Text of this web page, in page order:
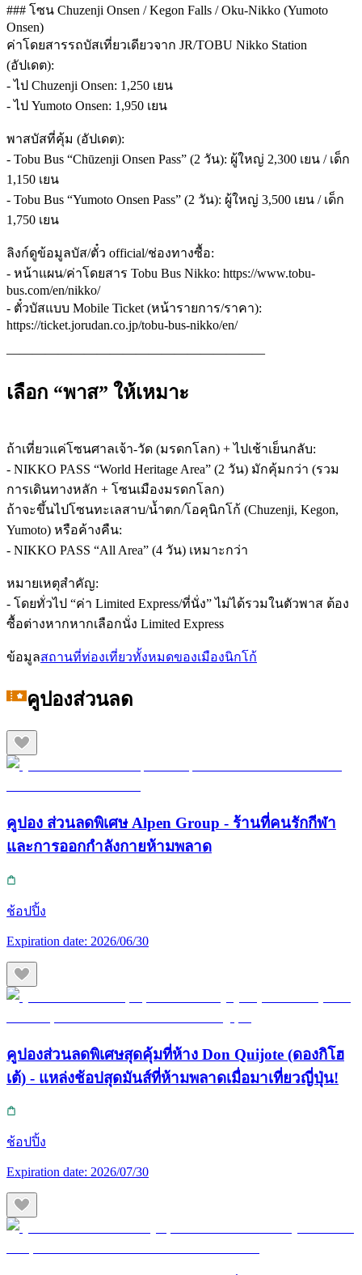
### โซน Chuzenji Onsen / Kegon Falls / Oku-Nikko (Yumoto
Onsen)
ค่าโดยสารรถบัสเที่ยวเดียวจาก JR/TOBU Nikko Station
(อัปเดต):
- ไป Chuzenji Onsen: 1,250 เยน
- ไป Yumoto Onsen: 1,950 เยน
พาสบัสที่คุ้ม (อัปเดต):
- Tobu Bus “Chūzenji Onsen Pass” (2 วัน): ผู้ใหญ่ 2,300 เยน / เด็ก
1,150 เยน
- Tobu Bus “Yumoto Onsen Pass” (2 วัน): ผู้ใหญ่ 3,500 เยน / เด็ก
1,750 เยน
ลิงก์ดูข้อมูลบัส/ตั๋ว official/ช่องทางซื้อ:
- หน้าแผน/ค่าโดยสาร Tobu Bus Nikko: https://www.tobu-
bus.com/en/nikko/
- ตั๋วบัสแบบ Mobile Ticket (หน้ารายการ/ราคา):
https://ticket.jorudan.co.jp/tobu-bus-nikko/en/
————————————————————
เลือก “พาส” ให้เหมาะ
ถ้าเที่ยวแค่โซนศาลเจ้า-วัด (มรดกโลก) + ไปเช้าเย็นกลับ:
- NIKKO PASS “World Heritage Area” (2 วัน) มักคุ้มกว่า (รวม
การเดินทางหลัก + โซนเมืองมรดกโลก)
ถ้าจะขึ้นไปโซนทะเลสาบ/น้ำตก/โอคุนิกโก้ (Chuzenji, Kegon,
Yumoto) หรือค้างคืน:
- NIKKO PASS “All Area” (4 วัน) เหมาะกว่า
หมายเหตุสำคัญ:
- โดยทั่วไป “ค่า Limited Express/ที่นั่ง” ไม่ได้รวมในตัวพาส ต้อง
ซื้อต่างหากหากเลือกนั่ง Limited Express
ข้อมูลสถานที่ท่องเที่ยวทั้งหมดของเมืองนิกโก้
คูปองส่วนลด
คูปอง ส่วนลดพิเศษ Alpen Group - ร้านที่คนรักกีฬา
และการออกกำลังกายห้ามพลาด
ช้อปปิ้ง
Expiration date: 2026/06/30
คูปองส่วนลดพิเศษสุดคุ้มที่ห้าง Don Quijote (ดองกิโฮ
เต้) - แหล่งช้อปสุดมันส์ที่ห้ามพลาดเมื่อมาเที่ยวญี่ปุ่น!
ช้อปปิ้ง
Expiration date: 2026/07/30